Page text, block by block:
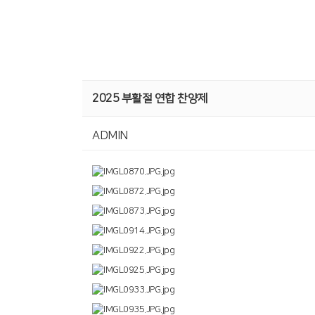
2025 부활절 연합 찬양제
ADMIN